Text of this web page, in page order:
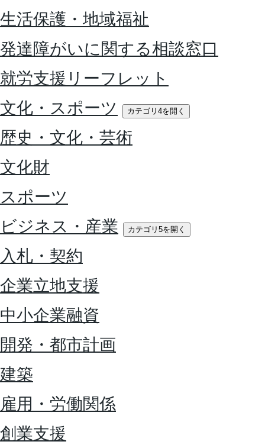
生活保護・地域福祉
発達障がいに関する相談窓口
就労支援リーフレット
文化・スポーツ
カテゴリ4を開く
歴史・文化・芸術
文化財
スポーツ
ビジネス・産業
カテゴリ5を開く
入札・契約
企業立地支援
中小企業融資
開発・都市計画
建築
雇用・労働関係
創業支援